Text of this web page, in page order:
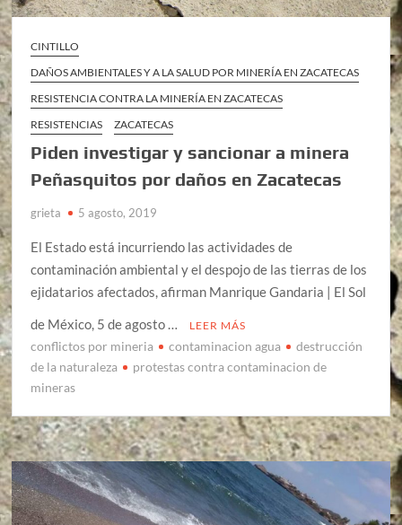
CINTILLO
DAÑOS AMBIENTALES Y A LA SALUD POR MINERÍA EN ZACATECAS
RESISTENCIA CONTRA LA MINERÍA EN ZACATECAS
RESISTENCIAS
ZACATECAS
Piden investigar y sancionar a minera
Peñasquitos por daños en Zacatecas
grieta 5 agosto, 2019
El Estado está incurriendo las actividades de
contaminación ambiental y el despojo de las tierras de los
ejidatarios afectados, afirman Manrique Gandaria | El Sol
de México, 5 de agosto …
LEER MÁS
conflictos por mineria contaminacion agua
destrucción
de la naturaleza
protestas contra contaminacion de
mineras